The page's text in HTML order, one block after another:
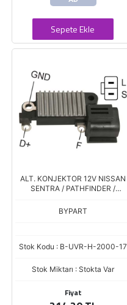
Sepete Ekle
ALT. KONJEKTOR 12V NISSAN
SENTRA / PATHFINDER /
BYPART
Stok Kodu : B-UVR-H-2000-17
Stok Miktarı : Stokta Var
Fiyat